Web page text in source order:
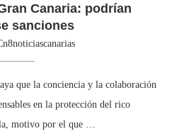
Canaria: podrían
sanciones
que la conciencia y la colaboración
en la protección del rico
motivo por el que …